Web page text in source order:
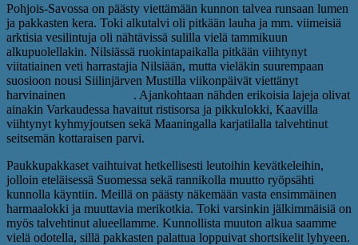
Pohjois-Savossa on päästy viettämään kunnon talvea runsaan lumen
ja pakkasten kera. Toki alkutalvi oli pitkään lauha ja mm. viimeisiä
arktisia vesilintuja oli nähtävissä sulilla vielä tammikuun
alkupuolellakin. Nilsiässä ruokintapaikalla pitkään viihtynyt
viitatiainen veti harrastajia Nilsiään, mutta vieläkin suurempaan
suosioon nousi Siilinjärven Mustilla viikonpäivät viettänyt
harvinainen
. Ajankohtaan nähden erikoisia lajeja olivat
ainakin Varkaudessa havaitut ristisorsa ja pikkulokki, Kaavilla
viihtynyt kyhmyjoutsen sekä Maaningalla karjatilalla talvehtinut
seitsemän kottaraisen parvi.
Paukkupakkaset vaihtuivat hetkellisesti leutoihin kevätkeleihin,
jolloin eteläisessä Suomessa sekä rannikolla muutto ryöpsähti
kunnolla käyntiin. Meillä on päästy näkemään vasta ensimmäinen
harmaalokki ja muuttavia merikotkia. Toki varsinkin jälkimmäisiä on
myös talvehtinut alueellamme. Kunnollista muuton alkua saamme
vielä odotella, sillä pakkasten palattua loppuivat shortsikelit lyhyeen.